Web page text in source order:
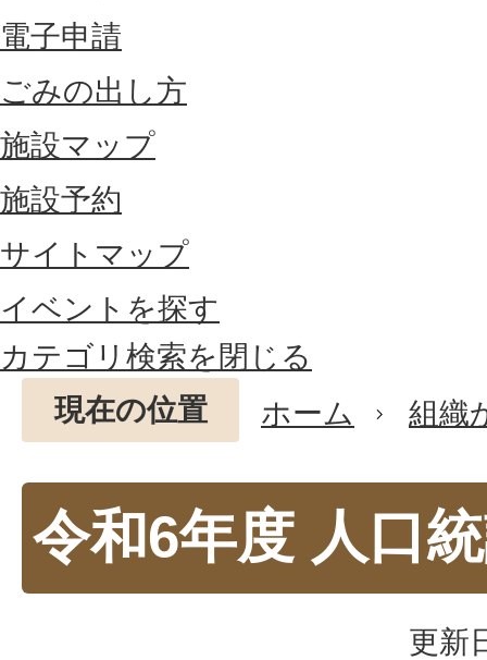
電子申請
ごみの出し方
施設マップ
施設予約
サイトマップ
イベントを探す
カテゴリ検索を閉じる
現在の位置
ホーム 組織
令和6年度 人口
更新